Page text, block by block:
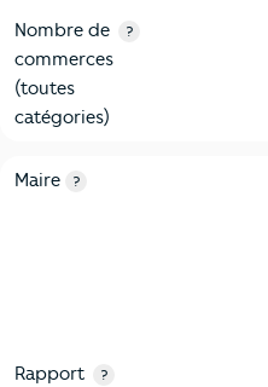
Nombre de
commerces
(toutes
catégories)
?
6-Politique
Critères
Maire ?
Rapport
?